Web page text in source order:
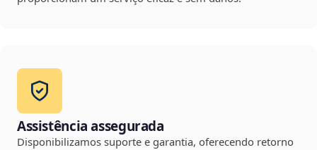
Assistência assegurada
Disponibilizamos suporte e garantia, oferecendo retorno